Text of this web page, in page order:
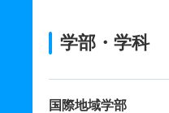
学部・学科
国際地域学部